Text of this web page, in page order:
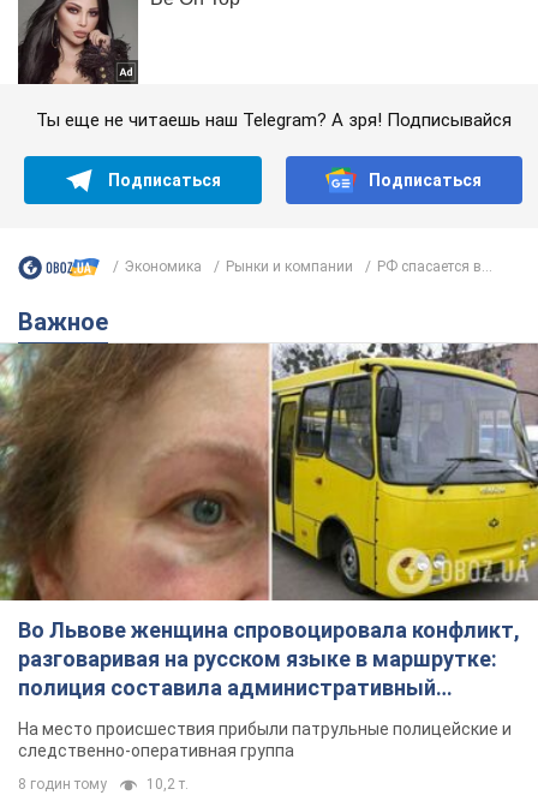
Ты еще не читаешь наш Telegram? А зря! Подписывайся
Подписаться Подписаться
Экономика Рынки и компании РФ спасается в...
Важное
Во Львове женщина спровоцировала конфликт,
разговаривая на русском языке в маршрутке:
полиция составила административный
протокол. Видео
На место происшествия прибыли патрульные полицейские и
следственно-оперативная группа
8 годин тому 10,2 т.